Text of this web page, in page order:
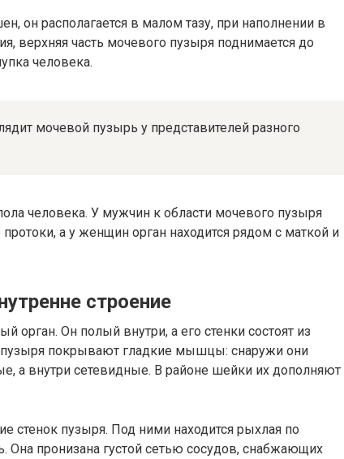
он располагается в малом тазу, при наполнении в
верхняя часть мочевого пузыря поднимается до
человека.
мочевой пузырь у представителей разного
человека. У мужчин к области мочевого пузыря
а у женщин орган находится рядом с маткой и
строение
Он полый внутри, а его стенки состоят из
пузыря покрывают гладкие мышцы: снаружи они
а внутри сетевидные. В районе шейки их дополняют
пузыря. Под ними находится рыхлая по
Она пронизана густой сетью сосудов, снабжающих